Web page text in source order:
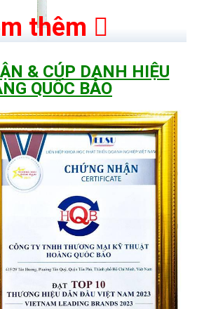
thêm
& CÚP DANH HIỆU
QUỐC BẢO